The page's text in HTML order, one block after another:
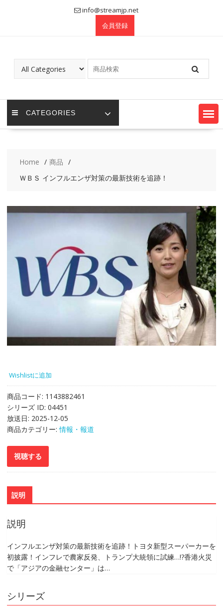
info@streamjp.net
会員登録
CATEGORIES
Home
商品
ＷＢＳ インフルエンザ対策の最新技術を追跡！
Wishlistに追加
商品コード: 1143882461
シリーズ ID: 04451
放送日: 2025-12-05
商品カテゴリー:情報・報道
説明
説明
インフルエンザ対策の最新技術を追跡！トヨタ新型スーパーカーを
初披露！インフレで農家反発、トランプ大統領に試練…!?香港火災
で「アジアの金融センター」は…
シリーズ